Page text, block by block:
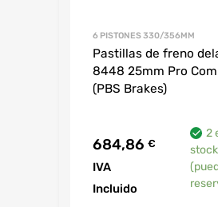
6 PISTONES 330/356MM
Pastillas de freno
8448 25mm Pro
(PBS Brakes)
684,86 €
IVA
Incluido
2
stock